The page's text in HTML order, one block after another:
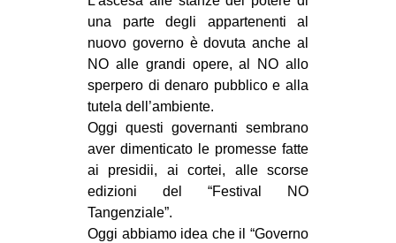
una parte degli appartenenti al
nuovo governo è dovuta anche al
NO alle grandi opere, al NO allo
sperpero di denaro pubblico e alla
tutela dell’ambiente.
Oggi questi governanti sembrano
aver dimenticato le promesse fatte
ai presidii, ai cortei, alle scorse
edizioni del “Festival NO
Tangenziale”.
Oggi abbiamo idea che il “Governo